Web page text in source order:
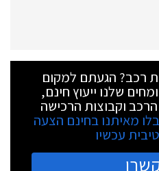
רכב? הגעתם למקום
שלנו ייעוץ חינם,
וקבוצות הרכישה
מאיתנו בחינם הצעה
עכשיו